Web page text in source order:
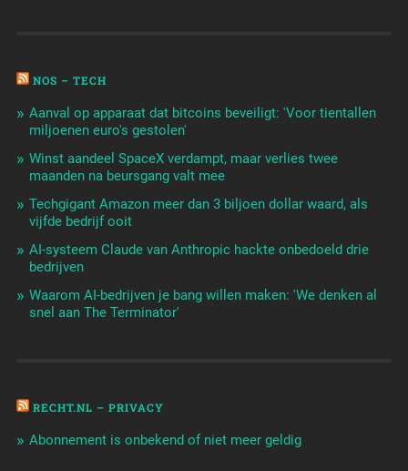
NOS – TECH
Aanval op apparaat dat bitcoins beveiligt: 'Voor tientallen
miljoenen euro's gestolen'
Winst aandeel SpaceX verdampt, maar verlies twee
maanden na beursgang valt mee
Techgigant Amazon meer dan 3 biljoen dollar waard, als
vijfde bedrijf ooit
AI-systeem Claude van Anthropic hackte onbedoeld drie
bedrijven
Waarom AI-bedrijven je bang willen maken: 'We denken al
snel aan The Terminator'
RECHT.NL – PRIVACY
Abonnement is onbekend of niet meer geldig